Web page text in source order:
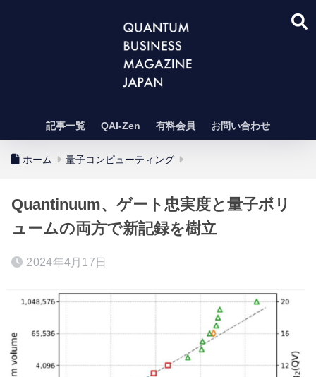
記事一覧 QAI-Zen 有料会員 お問い合わせ
ホーム 量子コンピューティング
Quantinuum、ゲート忠実度と量子ボリ
ュームの両方で新記録を樹立
2024年4月17日